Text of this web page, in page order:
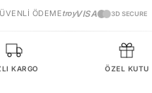
ÖDEMEtroyVISA 3D SECURE
KARGO ÖZEL KUTU